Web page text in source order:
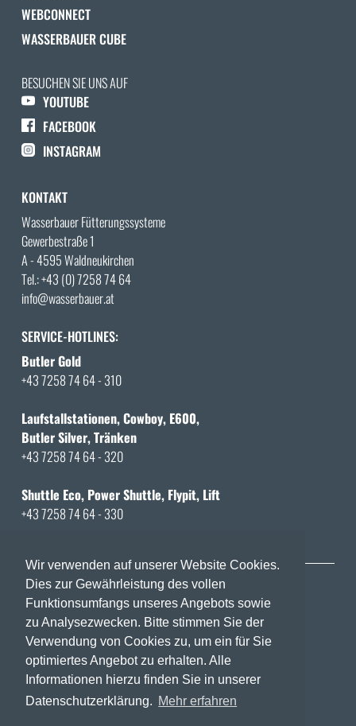
Wir verwenden auf unserer Website Cookies.
Dies zur Gewährleistung des vollen
Funktionsumfangs unseres Angebots sowie
zu Analysezwecken. Bitte stimmen Sie der
Verwendung von Cookies zu, um ein für Sie
optimiertes Angebot zu erhalten. Alle
Informationen hierzu finden Sie in unserer
Datenschutzerklärung. Mehr erfahren
WEBCONNECT
WASSERBAUER CUBE
BESUCHEN SIE UNS AUF
YOUTUBE
FACEBOOK
INSTAGRAM
KONTAKT
Wasserbauer Fütterungssysteme
Gewerbestraße 1
A - 4595 Waldneukirchen
Tel.:+43 (0) 7258 74 64
info@wasserbauer.at
SERVICE-HOTLINES:
Butler Gold
+43 7258 74 64 - 310
Laufstallstationen, Cowboy, E600,
Butler Silver, Tränken
+43 7258 74 64 - 320
Shuttle Eco, Power Shuttle, Flypit, Lift
+43 7258 74 64 - 330
LAMKING
FÜTTERUNGSSYSTEME
FÜR ZIEGEN UND SCHAFE